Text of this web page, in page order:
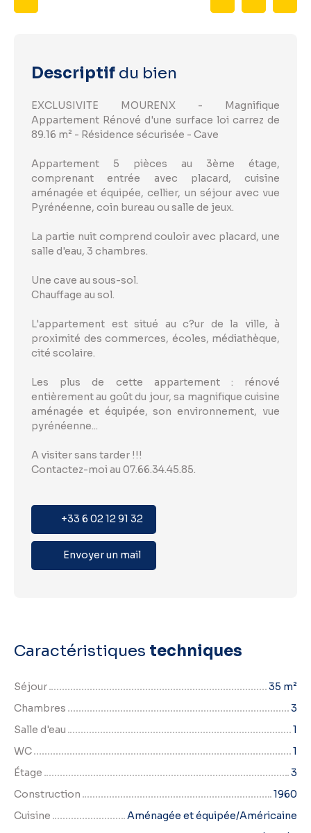
Descriptif du bien
EXCLUSIVITE MOURENX - Magnifique
Appartement Rénové d'une surface loi carrez de
89.16 m² - Résidence sécurisée - Cave
Appartement 5 pièces au 3ème étage,
comprenant entrée avec placard, cuisine
aménagée et équipée, cellier, un séjour avec vue
Pyrénéenne, coin bureau ou salle de jeux.
La partie nuit comprend couloir avec placard, une
salle d'eau, 3 chambres.
Une cave au sous-sol.
Chauffage au sol.
L'appartement est situé au c?ur de la ville, à
proximité des commerces, écoles, médiathèque,
cité scolaire.
Les plus de cette appartement : rénové
entièrement au goût du jour, sa magnifique cuisine
aménagée et équipée, son environnement, vue
pyrénéenne...
A visiter sans tarder !!!
Contactez-moi au 07.66.34.45.85.
+33 6 02 12 91 32
Envoyer un mail
Caractéristiques techniques
Séjour 35 m²
Chambres
3
Salle d'eau
1
WC
1
Étage
3
Construction
1960
Cuisine
Aménagée et équipée/Américaine